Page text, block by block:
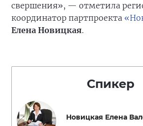
свершения», — отметила
координатор партпроекта
Елена Новицкая.
Спикер
Новицкая Елена